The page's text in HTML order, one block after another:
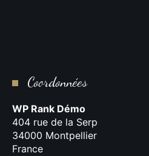
Coordonnées
WP Rank Démo
404 rue de la Serp
34000 Montpellier
France